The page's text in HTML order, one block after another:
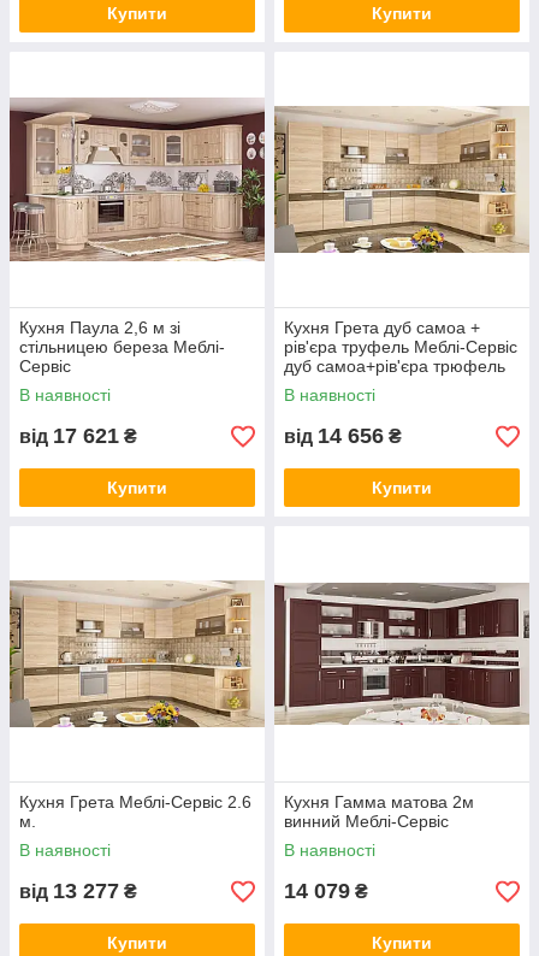
Купити Купити
Кухня Паула 2,6 м зі
стільницею береза Меблі-
Сервіс
В наявності
від 17 621 ₴
Купити
Кухня Грета дуб самоа +
рів'єра труфель Меблі-Сервіс
дуб самоа+рів'єра трюфель
(2.6 м.)
В наявності
від 14 656 ₴
Купити
Кухня Грета Меблі-Сервіс 2.6
м.
В наявності
від 13 277 ₴
Купити
Кухня Гамма матова 2м
винний Меблі-Сервіс
В наявності
14 079 ₴
Купити